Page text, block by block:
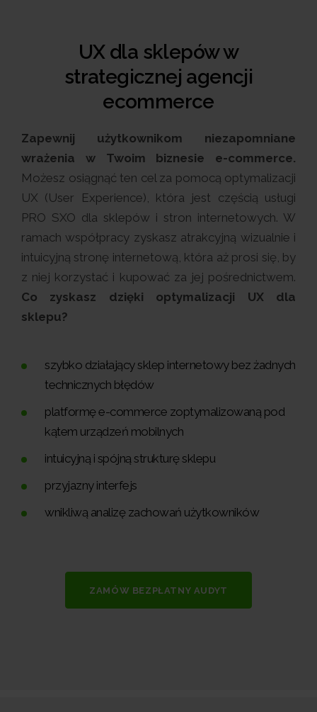
UX dla sklepów w
strategicznej agencji
ecommerce
Zapewnij użytkownikom niezapomniane
wrażenia w Twoim biznesie e-commerce.
Możesz osiągnąć ten cel za pomocą optymalizacji
UX (User Experience), która jest częścią usługi
PRO SXO dla sklepów i stron internetowych. W
ramach współpracy zyskasz atrakcyjną wizualnie i
intuicyjną stronę internetową, która aż prosi się, by
z niej korzystać i kupować za jej pośrednictwem.
Co zyskasz dzięki optymalizacji UX dla
sklepu?
szybko działający sklep internetowy bez żadnych
technicznych błędów
platformę e-commerce zoptymalizowaną pod
kątem urządzeń mobilnych
intuicyjną i spójną strukturę sklepu
przyjazny interfejs
wnikliwą analizę zachowań użytkowników
ZAMÓW BEZPŁATNY AUDYT